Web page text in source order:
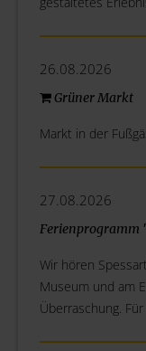
26.08.2026
Grüner Markt
Markt in der
27.08.2026
Ferienprogramm
Wir hören
Museum und am
Überraschung.